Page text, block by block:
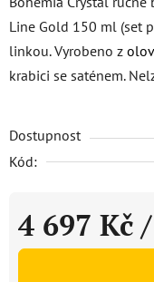
Line Gold 150 ml (set
linkou. Vyrobeno z
krabici se saténem.
Dostupnost
Kód:
4 697 Kč
Měrná cena: